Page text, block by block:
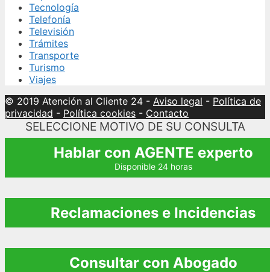
Tecnología
Telefonía
Televisión
Trámites
Transporte
Turismo
Viajes
© 2019 Atención al Cliente 24 - Aviso legal - Política de
privacidad - Política cookies - Contacto
SELECCIONE MOTIVO DE SU CONSULTA
Hablar con AGENTE experto
Disponible 24 horas
Reclamaciones e Incidencias
Consultar con Abogado